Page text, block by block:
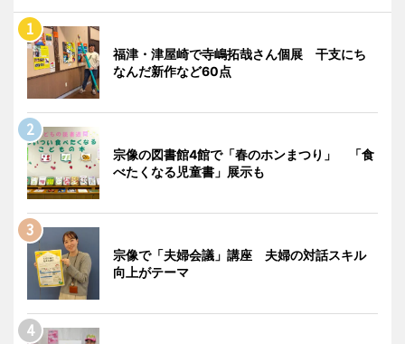
福津・津屋崎で寺嶋拓哉さん個展 干支にち
なんだ新作など60点
宗像の図書館4館で「春のホンまつり」 「食
べたくなる児童書」展示も
宗像で「夫婦会議」講座 夫婦の対話スキル
向上がテーマ